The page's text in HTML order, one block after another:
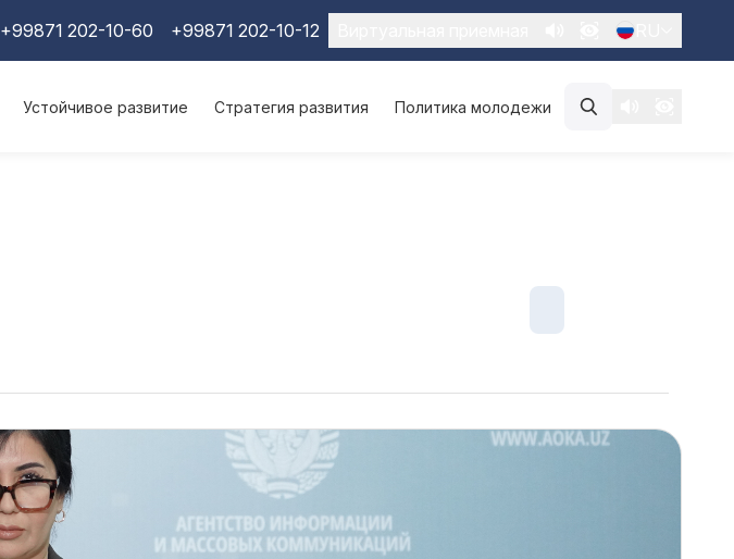
+99871 202-10-60 +99871 202-10-12
Устойчивое развитие Стратегия развития Политика молодежи